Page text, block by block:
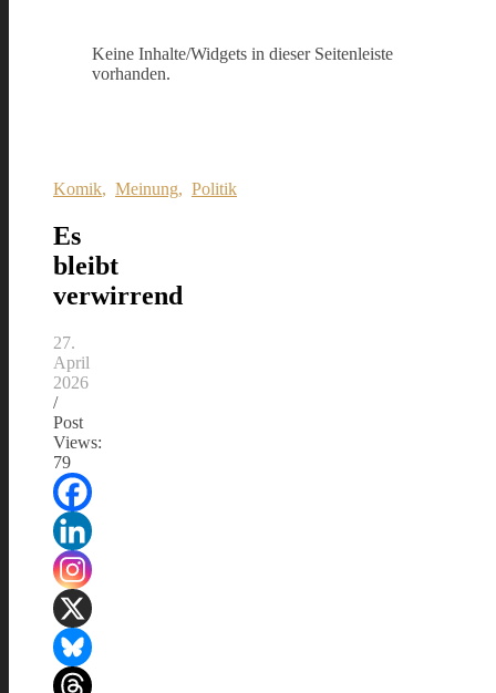
Keine Inhalte/Widgets in dieser Seitenleiste
vorhanden.
Komik, Meinung, Politik
Es
bleibt
verwirrend
27.
April
2026
/
Post
Views:
79